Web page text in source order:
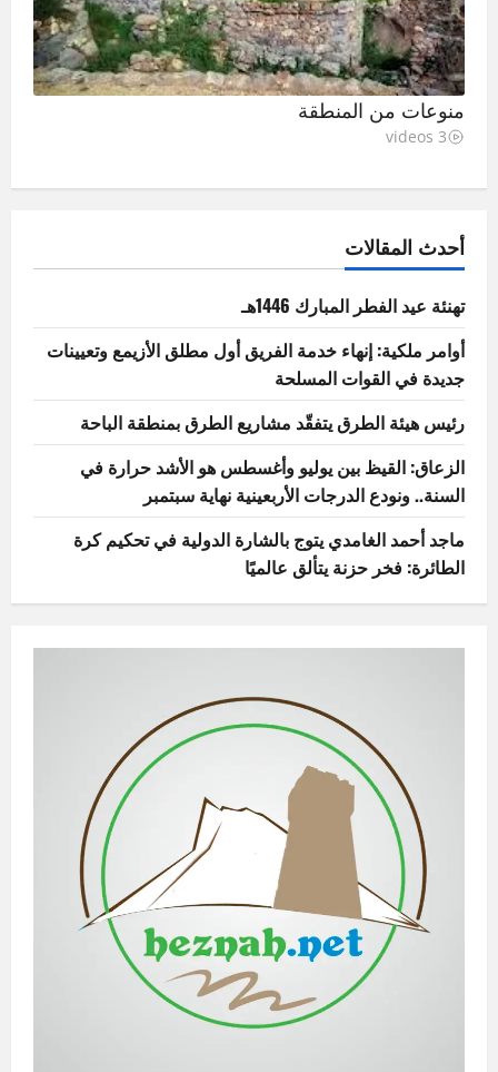
منوعات من المنطقة
3 videos
أحدث المقالات
تهنئة عيد الفطر المبارك 1446هـ
أوامر ملكية: إنهاء خدمة الفريق أول مطلق الأزيمع وتعيينات
جديدة في القوات المسلحة
رئيس هيئة الطرق يتفقّد مشاريع الطرق بمنطقة الباحة
الزعاق: القيظ بين يوليو وأغسطس هو الأشد حرارة في
السنة.. ونودع الدرجات الأربعينية نهاية سبتمبر
ماجد أحمد الغامدي يتوج بالشارة الدولية في تحكيم كرة
الطائرة: فخر حزنة يتألق عالميًا